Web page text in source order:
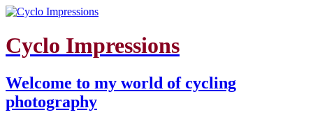
Cyclo Impressions
Welcome to my world of cycling
photography